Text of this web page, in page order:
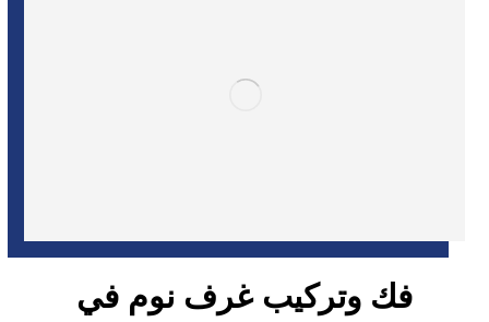
فك وتركيب غرف نوم في